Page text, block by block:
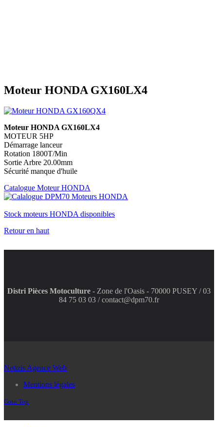
Moteur HONDA GX160LX4
Moteur HONDA GX160LX4
MOTEUR 5HP
Démarrage lanceur
Rotation 1800T/Min
Sortie Arbre 20.00mm
Sécurité manque d'huile
Catalogue Moteur HONDA
Stock moteurs HONDA disponibles
Retour en haut
Distri Pièces Motoculture - Zone de l'Oasis - 70000 PUSEY / 03
84 75 03 03 / contact@dpm70.fr
Netizis Agence Web
Mentions légales
Goto Top